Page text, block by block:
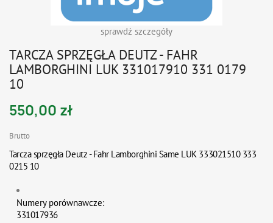
sprawdź szczegóły
TARCZA SPRZĘGŁA DEUTZ - FAHR
LAMBORGHINI LUK 331017910 331 0179
10
550,00 zł
Brutto
Tarcza sprzęgła Deutz - Fahr Lamborghini Same LUK 333021510 333
0215 10
Numery porównawcze:
331017936